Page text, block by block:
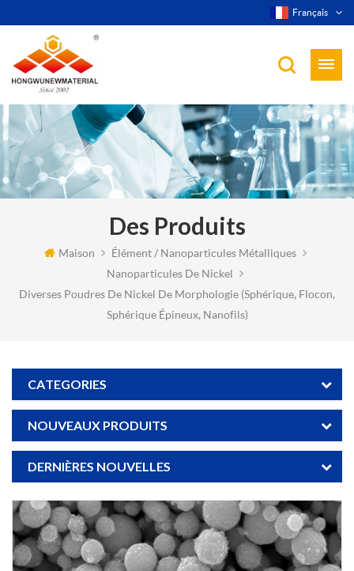
Français
Des Produits
Maison
Élément / Nanoparticules Métalliques
Nanoparticules De Nickel
Diverses Poudres De Nickel De Morphologie (sphérique, Flocon,
Sphérique Épineux, Nanofils)
CATEGORIES
NOUVEAUX PRODUITS
DERNIÈRES NOUVELLES